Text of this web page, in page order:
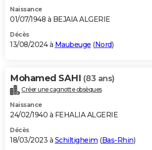
Naissance
01/07/1948 à BEJAIA ALGERIE
Décès
13/08/2024 à Maubeuge (Nord)
Mohamed SAHI (83 ans)
Créer une cagnotte obsèques
Naissance
24/02/1940 à FEHALIA ALGERIE
Décès
18/03/2023 à Schiltigheim (Bas-Rhin)